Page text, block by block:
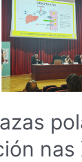
nas
AGAMFEC